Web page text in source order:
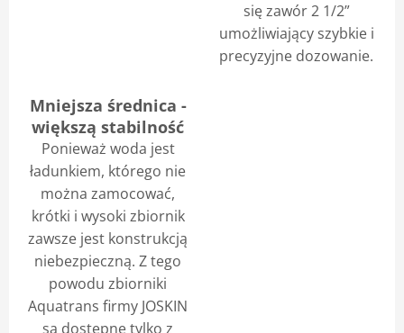
się zawór 2 1/2”
umożliwiający szybkie i
precyzyjne dozowanie.
Mniejsza średnica -
większą stabilność
Ponieważ woda jest
ładunkiem, którego nie
można zamocować,
krótki i wysoki zbiornik
zawsze jest konstrukcją
niebezpieczną. Z tego
powodu zbiorniki
Aquatrans firmy JOSKIN
są dostępne tylko z